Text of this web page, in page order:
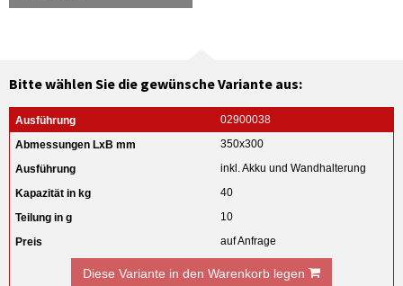
Bitte wählen Sie die gewünsche Variante aus:
02900038
350x300
inkl. Akku und Wandhalterung
40
10
auf Anfrage
Diese Variante in den Warenkorb legen